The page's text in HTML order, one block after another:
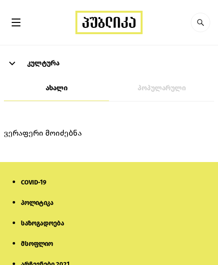
კულტურა
ახალი პოპულარული
ვერაფერი მოიძებნა
COVID-19
პოლიტიკა
საზოგადოება
მსოფლიო